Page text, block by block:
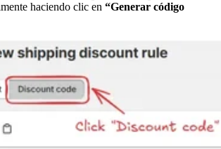
haciendo clic en “Generar código